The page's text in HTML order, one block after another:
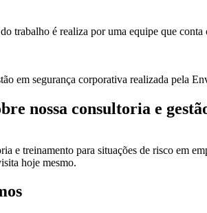
trabalho é realiza por uma equipe que
em segurança corporativa realizada pela
nossa consultoria e
e treinamento para situações de risco em
hoje mesmo.